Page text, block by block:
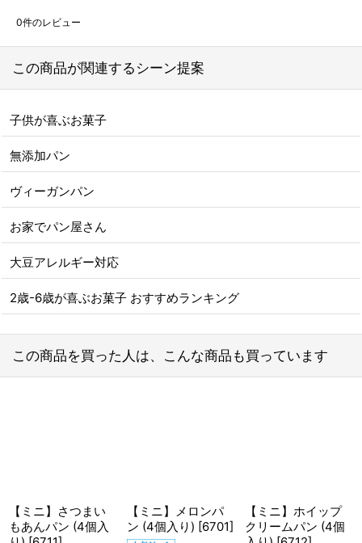
0件のレビュー
この商品が関連するシーン提案
子供が喜ぶお菓子
無添加パン
ヴィーガンパン
お家でパン屋さん
大豆アレルギー対応
2歳-6歳が喜ぶお菓子 おすすめランキング
この商品を買った人は、こんな商品も買っています
【ミニ】さつまい
もあんパン (4個入
【ミニ】メロンパ
ン (4個入り) [6701]
【ミニ】ホイップ
クリームパン (4個